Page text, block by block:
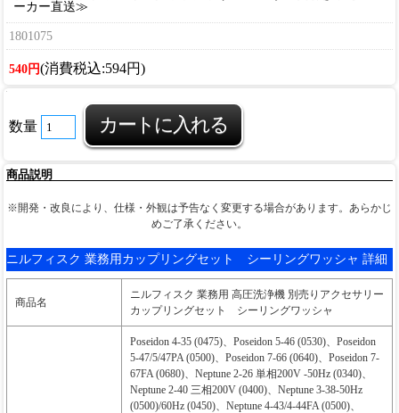
ーカー直送≫
1801075
540円(消費税込:594円)
数量
商品説明
※開発・改良により、仕様・外観は予告なく変更する場合があります。あらかじ
めご了承ください。
ニルフィスク 業務用カップリングセット シーリングワッシャ 詳細
商品名
ニルフィスク 業務用 高圧洗浄機 別売りアクセサリー
カップリングセット シーリングワッシャ
Poseidon 4-35 (0475)、Poseidon 5-46 (0530)、Poseidon
5-47/5/47PA (0500)、Poseidon 7-66 (0640)、Poseidon 7-
67FA (0680)、Neptune 2-26 単相200V -50Hz (0340)、
Neptune 2-40 三相200V (0400)、Neptune 3-38-50Hz
(0500)/60Hz (0450)、Neptune 4-43/4-44FA (0500)、